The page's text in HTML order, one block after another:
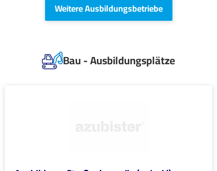
Weitere Ausbildungsbetriebe
Bau - Ausbildungsplätze